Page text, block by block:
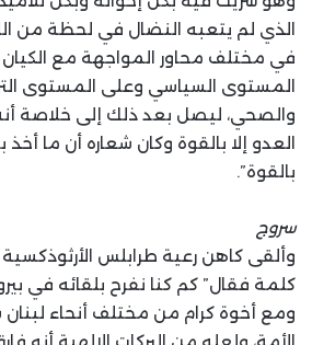
الذي لم يتعبه النضال في لحظة من
في مختلف محاور المواجهة مع
المستوى السياسي وعلى المستوى
والصحي، ليصل بعد ذلك إلى خلاصة
العدو إلا بالقوة وكان شعاره أن ما أخذ
بالقوة”.
سروج
وألقى كاهن رعية طرابلس الأرثوذكسية
كلمة فقال” كم كنا نفرح بلقائه في
ومع أخوة كرام من مختلف أنحاء